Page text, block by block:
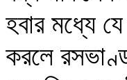
হবার মধ্যে
করলে